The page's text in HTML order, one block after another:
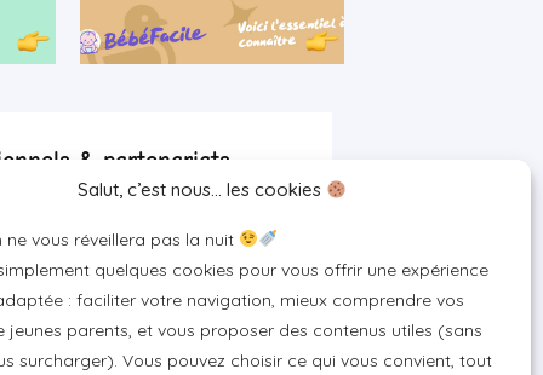
Salut, c’est nous… les cookies
ne vous réveillera pas la nuit
quelques cookies pour vous offrir une expérience
: faciliter votre navigation, mieux comprendre vos
jeunes parents, et vous proposer des contenus utiles (sans
surcharger). Vous pouvez choisir ce qui vous convient, tout
& partenariats
votre marque
produit ou un service